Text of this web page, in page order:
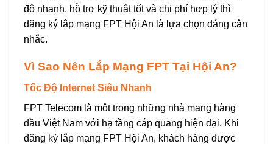
độ nhanh, hỗ trợ kỹ thuật tốt và chi phí hợp lý thì
đăng ký lắp mạng FPT Hội An là lựa chọn đáng cân
nhắc.
Vì Sao Nên Lắp Mạng FPT Tại Hội An?
Tốc Độ Internet Siêu Nhanh
FPT Telecom là một trong những nhà mạng hàng
đầu Việt Nam với hạ tầng cáp quang hiện đại. Khi
đăng ký lắp mạng FPT Hội An, khách hàng được